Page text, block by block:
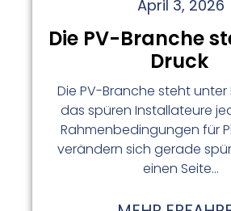
April 3, 2026
Die PV-Branche
Druck
Die PV-Branche steht unter
das spüren Installateure
Rahmenbedingungen für
verändern sich gerade
einen Seite…